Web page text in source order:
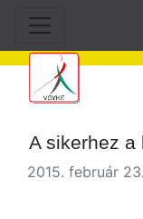
A sikerhez a
2015. február 23.